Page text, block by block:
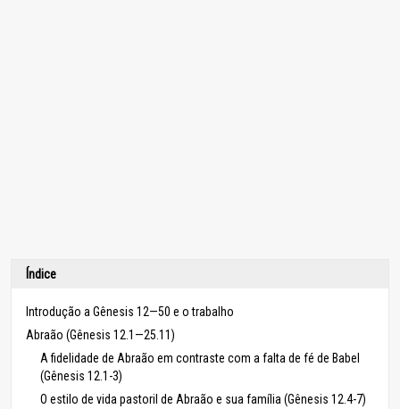
Índice
Introdução a Gênesis 12—50 e o trabalho
Abraão (Gênesis 12.1—25.11)
A fidelidade de Abraão em contraste com a falta de fé de Babel
(Gênesis 12.1-3)
O estilo de vida pastoril de Abraão e sua família (Gênesis 12.4-7)